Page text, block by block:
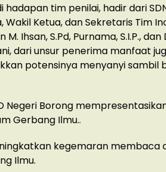
tim penilai, hadir dari
Ketua, dan Sekretaris Tim
Ihsan, S.Pd, Purnama, S.I.P., dan
dari unsur penerima manfaat
potensinya menyanyi sambil
Negeri Borong
Gerbang Ilmu..
kegemaran membaca
Ilmu.